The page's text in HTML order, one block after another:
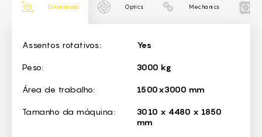
Dimensions Optics Mechanics
Dimensions
Assentos rotativos: Yes
Peso: 3000 kg
Área de trabalho: 1500x3000 mm
Tamanho da máquina:
3010 x 4480 x 1850
mm